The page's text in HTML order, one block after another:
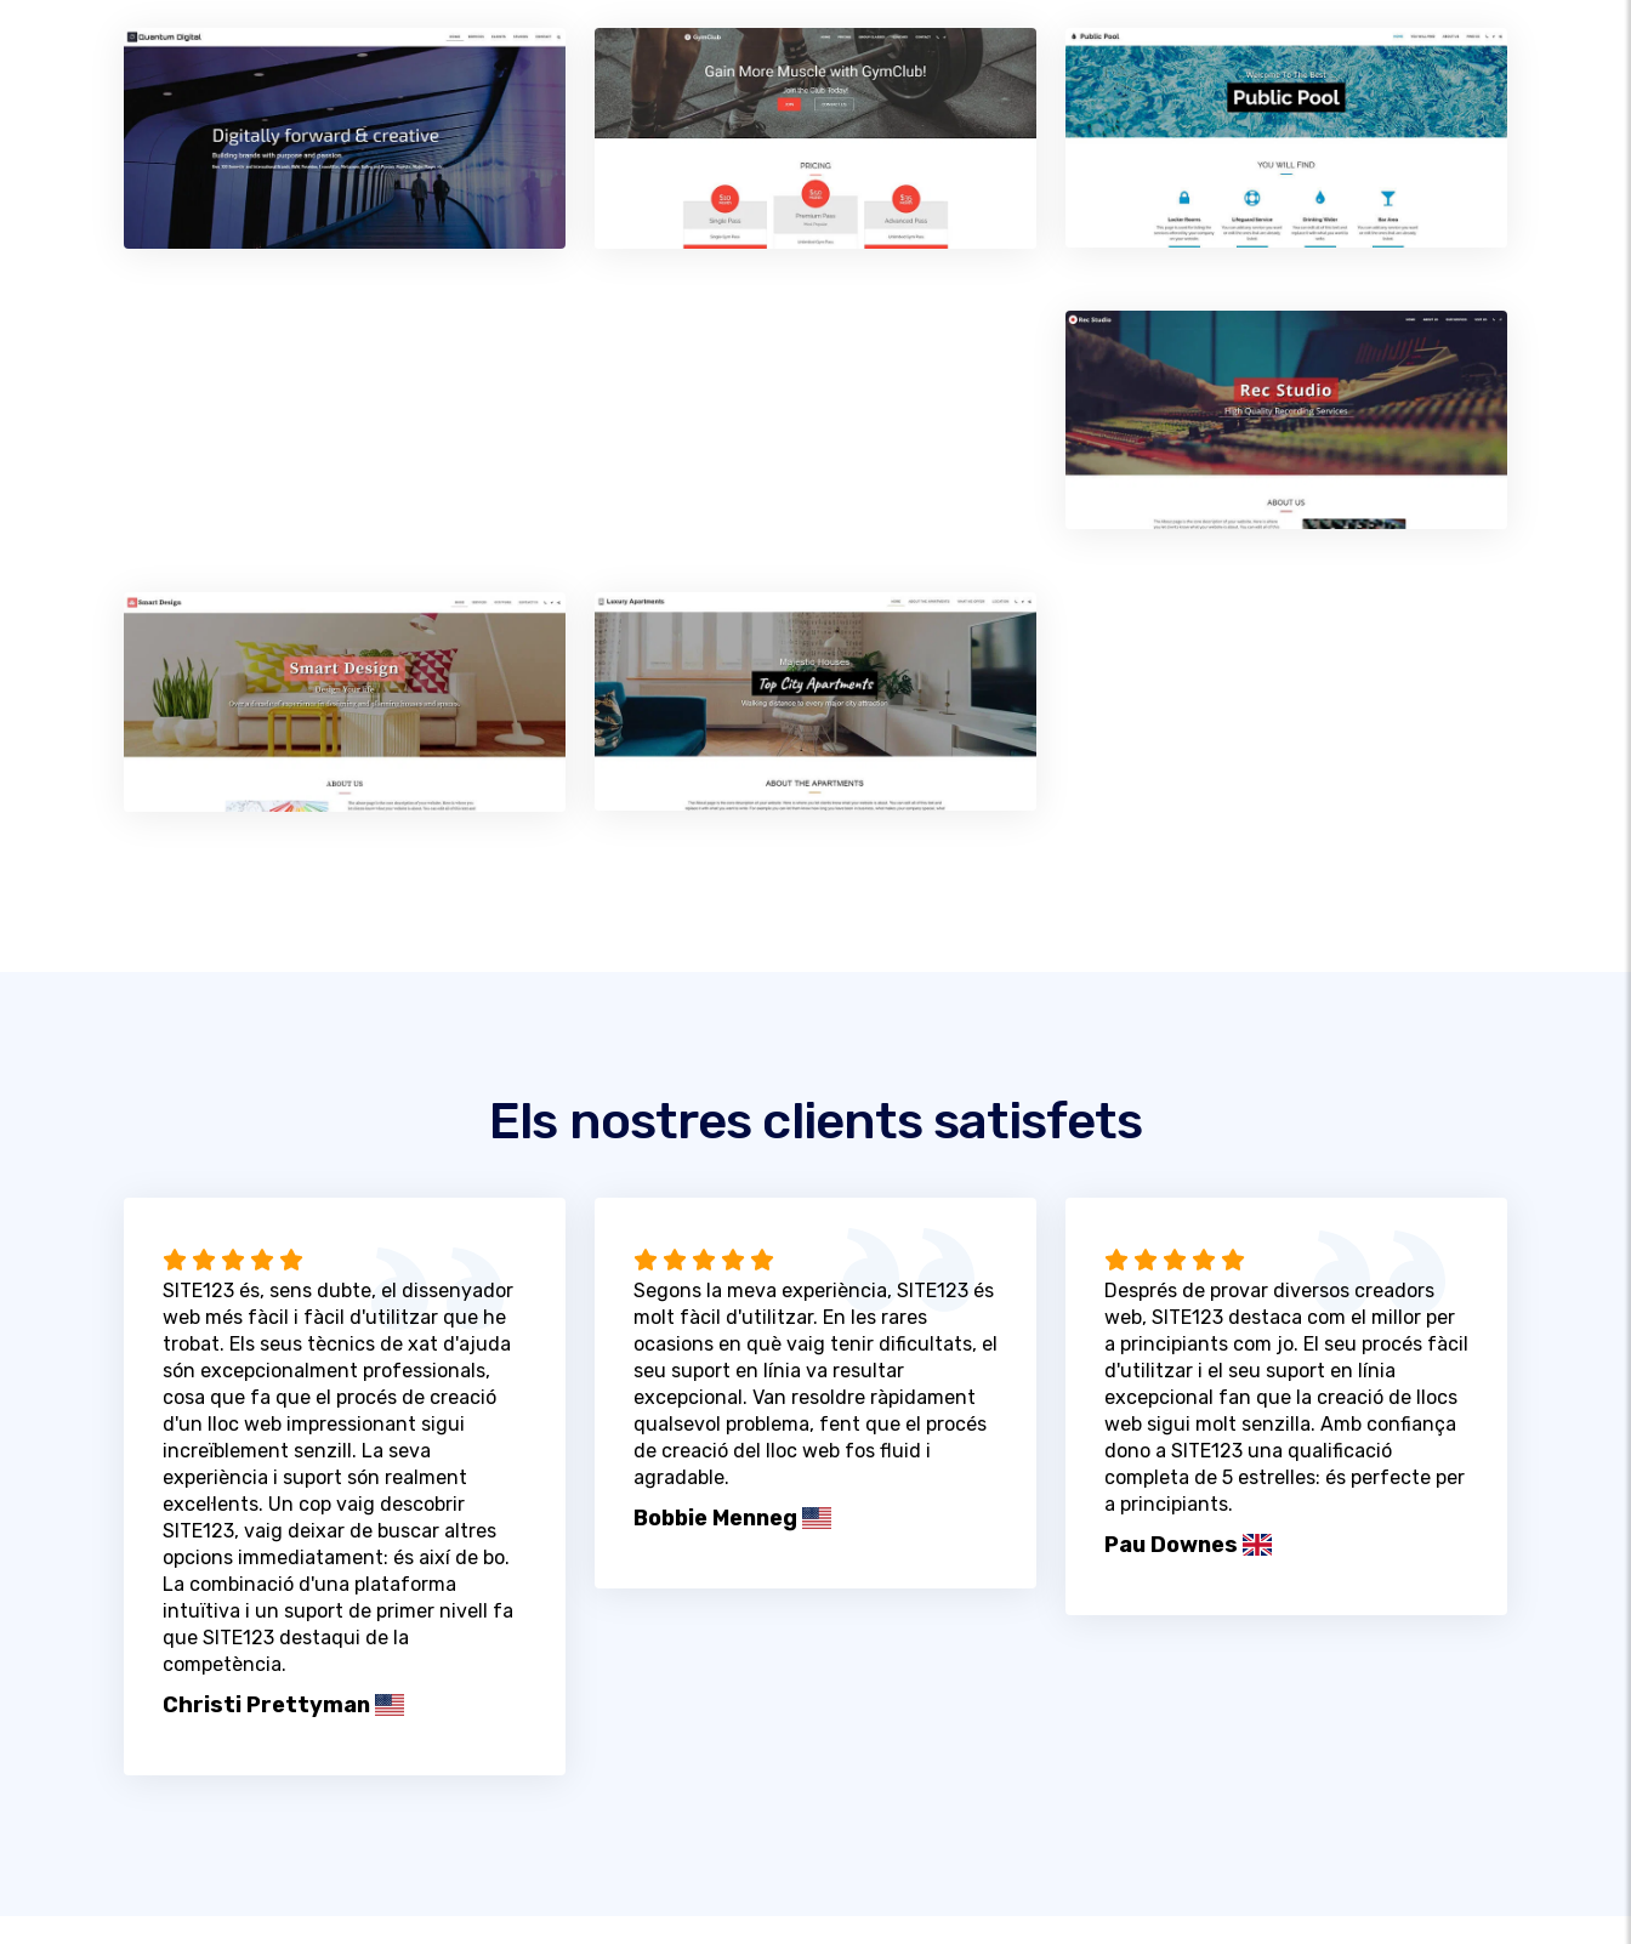
Els nostres clients satisfets
SITE123 és, sens dubte, el dissenyador
web més fàcil i fàcil d'utilitzar que he
trobat. Els seus tècnics de xat d'ajuda
són excepcionalment professionals,
cosa que fa que el procés de creació
d'un lloc web impressionant sigui
increïblement senzill. La seva
experiència i suport són realment
excel·lents. Un cop vaig descobrir
SITE123, vaig deixar de buscar altres
opcions immediatament: és així de bo.
La combinació d'una plataforma
intuïtiva i un suport de primer nivell fa
que SITE123 destaqui de la
competència.
Christi Prettyman
Segons la meva experiència, SITE123 és
molt fàcil d'utilitzar. En les rares
ocasions en què vaig tenir dificultats, el
seu suport en línia va resultar
excepcional. Van resoldre ràpidament
qualsevol problema, fent que el procés
de creació del lloc web fos fluid i
agradable.
Bobbie Menneg
Després de provar diversos creadors
web, SITE123 destaca com el millor per
a principiants com jo. El seu procés fàcil
d'utilitzar i el seu suport en línia
excepcional fan que la creació de llocs
web sigui molt senzilla. Amb confiança
dono a SITE123 una qualificació
completa de 5 estrelles: és perfecte per
a principiants.
Pau Downes